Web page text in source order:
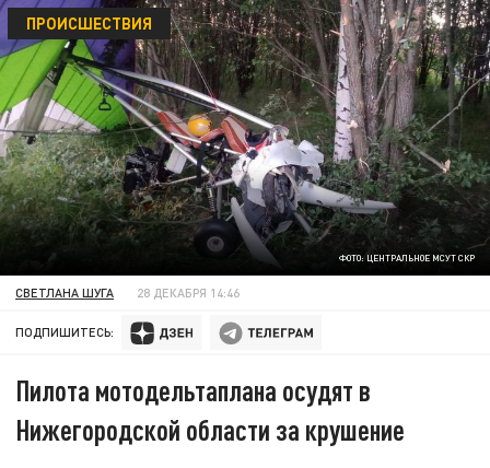
ФОТО: ЦЕНТРАЛЬНОЕ МСУТ СКР
ПРОИСШЕСТВИЯ
СВЕТЛАНА ШУГА 28 ДЕКАБРЯ 14:46
ПОДПИШИТЕСЬ:
Пилота мотодельтаплана осудят в
Нижегородской области за крушение